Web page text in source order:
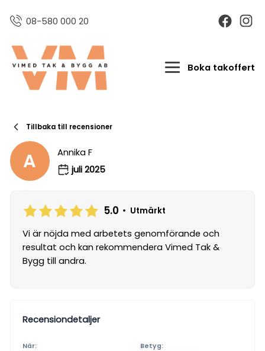
08-580 000 20
Boka takoffert
Tillbaka till recensioner
A
Annika F
juli 2025
5.0 • Utmärkt
Vi är nöjda med arbetets genomförande och
resultat och kan rekommendera Vimed Tak &
Bygg till andra.
Recensiondetaljer
När: Betyg: